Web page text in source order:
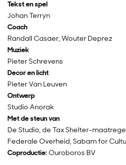
Tekst en spel
Johan Terryn
Coach
Randall Casaer, Wouter Deprez
Muziek
Pieter Schrevens
Decor en licht
Pieter Van Leuven
Ontwerp
Studio Anorak
Met de steun van
De Studio, de Tax Shelter-
Federale Overheid, Sabam for
Coproductie:Ouroboros BV